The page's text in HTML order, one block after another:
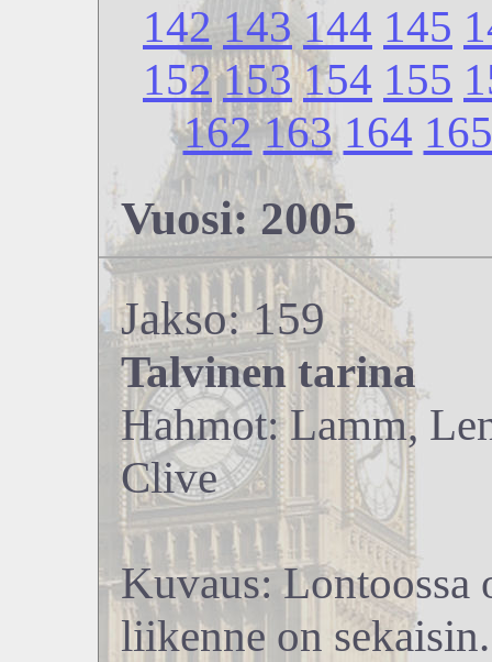
142 143 144 145
152 153 154 155
162 163 164 165
Vuosi: 2005
Jakso: 159
Talvinen tarina
Hahmot: Lamm,
Clive
Kuvaus: Lontoossa
liikenne on